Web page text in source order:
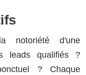
notoriété d'une
leads qualifiés ?
? Chaque